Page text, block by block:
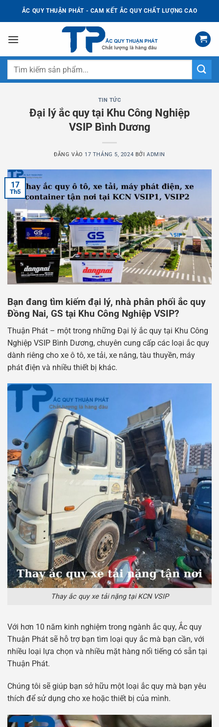
dung
ẮC QUY THUẬN PHÁT - CAM KẾT ẮC QUY CHẤT LƯỢNG CAO
Tìm
TIN TỨC
Đại lý ắc quy tại Khu Công Nghiệp
VSIP Bình Dương
ĐĂNG VÀO 17 THÁNG 5, 2024 BỞI ADMIN
17
Th5
Bạn đang tìm kiếm đại lý, nhà phân phối ắc quy
Đồng Nai, GS tại Khu Công Nghiệp VSIP?
Thuận Phát – một trong những Đại lý ắc quy tại Khu Công
Nghiệp VSIP Bình Dương, chuyên cung cấp các loại ắc quy
dành riêng cho xe ô tô, xe tải, xe nâng, tàu thuyền, máy
phát điện và nhiều thiết bị khác.
Thay ắc quy xe tải nặng tại KCN VSIP
Với hơn 10 năm kinh nghiệm trong ngành ắc quy, Ắc quy
Thuận Phát sẽ hỗ trợ bạn tìm loại quy ắc mà bạn cần, với
nhiều loại lựa chọn và nhiều mặt hàng nổi tiếng có sẵn tại
Thuận Phát.
Chúng tôi sẽ giúp bạn sở hữu một loại ắc quy mà bạn yêu
thích để sử dụng cho xe hoặc thiết bị của mình.